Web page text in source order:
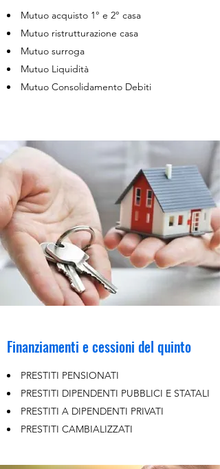
Mutuo acquisto 1° e 2° casa
Mutuo ristrutturazione casa
Mutuo surroga
Mutuo Liquidità
Mutuo Consolidamento Debiti
Finanziamenti e cessioni del quinto
PRESTITI PENSIONATI
PRESTITI DIPENDENTI PUBBLICI E STATALI
PRESTITI A DIPENDENTI PRIVATI
PRESTITI CAMBIALIZZATI